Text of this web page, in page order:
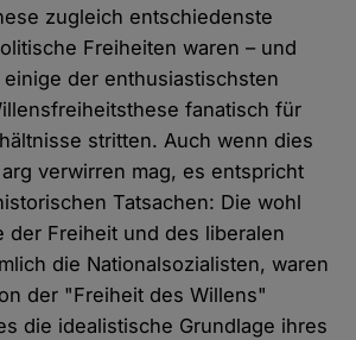
zugleich entschiedenste
Freiheiten waren – und
der enthusiastischsten
fanatisch für
stritten. Auch wenn dies
verwirren mag, es entspricht
Tatsachen: Die wohl
der Freiheit und des liberalen
die Nationalsozialisten, waren
der "Freiheit des Willens"
die idealistische Grundlage ihres